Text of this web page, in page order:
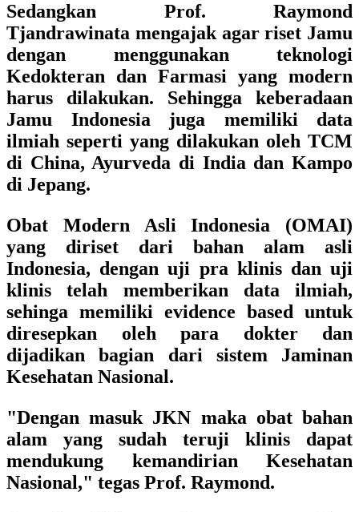
Sedangkan Prof. Raymond
Tjandrawinata mengajak agar riset Jamu
dengan menggunakan teknologi
Kedokteran dan Farmasi yang modern
harus dilakukan. Sehingga keberadaan
Jamu Indonesia juga memiliki data
ilmiah seperti yang dilakukan oleh TCM
di China, Ayurveda di India dan Kampo
di Jepang.
Obat Modern Asli Indonesia (OMAI)
yang diriset dari bahan alam asli
Indonesia, dengan uji pra klinis dan uji
klinis telah memberikan data ilmiah,
sehinga memiliki evidence based untuk
diresepkan oleh para dokter dan
dijadikan bagian dari sistem Jaminan
Kesehatan Nasional.
"Dengan masuk JKN maka obat bahan
alam yang sudah teruji klinis dapat
mendukung kemandirian Kesehatan
Nasional," tegas Prof. Raymond.